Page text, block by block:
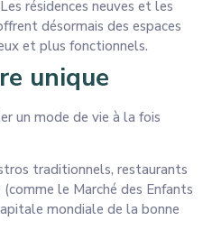
résidences neuves et les
désormais des espaces
et plus fonctionnels.
unique
un mode de vie à la fois
traditionnels, restaurants
le Marché des Enfants
mondiale de la bonne